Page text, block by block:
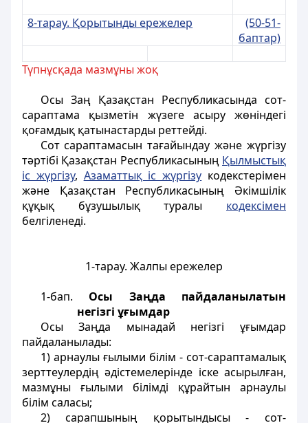
8-тарау. Қорытынды ережелер
(50-51-
баптар)
Түпнұсқада мазмұны жоқ
Осы Заң Қазақстан Республикасында сот-
сараптама қызметін жүзеге асыру жөніндегі
қоғамдық қатынастарды реттейді.
Сот сараптамасын тағайындау және жүргізу
тәртібі Қазақстан Республикасының Қылмыстық
іс жүргізу, Азаматтық іс жүргізу кодекстерімен
және Қазақстан Республикасының Әкімшілік
құқық бұзушылық туралы кодексімен
белгіленеді.
1-тарау. Жалпы ережелер
1-бап. Осы Заңда пайдаланылатын
негізгі ұғымдар
Осы Заңда мынадай негізгі ұғымдар
пайдаланылады:
1) арнаулы ғылыми білім - сот-сараптамалық
зерттеулердің әдістемелерінде іске асырылған,
мазмұны ғылыми білімді құрайтын арнаулы
білім саласы;
2) сарапшының қорытындысы - сот-